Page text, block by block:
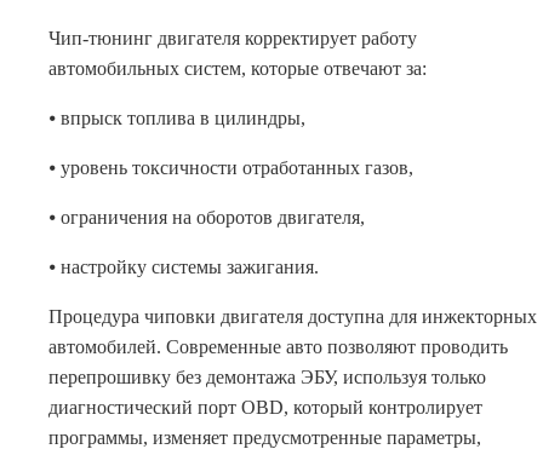
Чип-тюнинг двигателя корректирует работу
автомобильных систем, которые отвечают за:
⦁ впрыск топлива в цилиндры,
⦁ уровень токсичности отработанных газов,
⦁ ограничения на оборотов двигателя,
⦁ настройку системы зажигания.
Процедура чиповки двигателя доступна для инжекторных
автомобилей. Современные авто позволяют проводить
перепрошивку без демонтажа ЭБУ, используя только
диагностический порт OBD, который контролирует
программы, изменяет предусмотренные параметры,